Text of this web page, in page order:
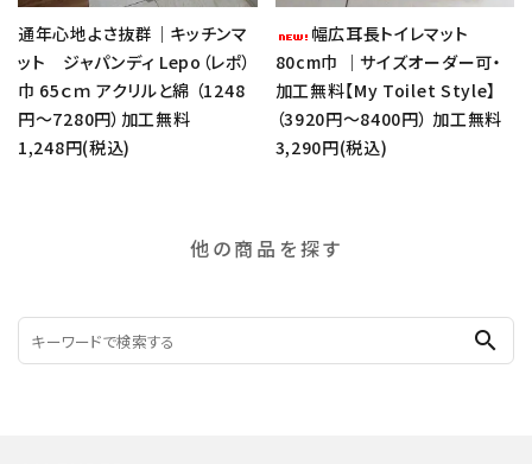
通年心地よさ抜群｜キッチンマ
ット ジャパンディ Lepo（レポ）
巾 65ｃｍ アクリルと綿 （1248
円～7280円）加工無料
1,248円(税込)
幅広耳長トイレマット
80cm巾 ｜サイズオーダー可・
加工無料【My Toilet Style】
（3920円～8400円） 加工無料
3,290円(税込)
他の商品を探す
search